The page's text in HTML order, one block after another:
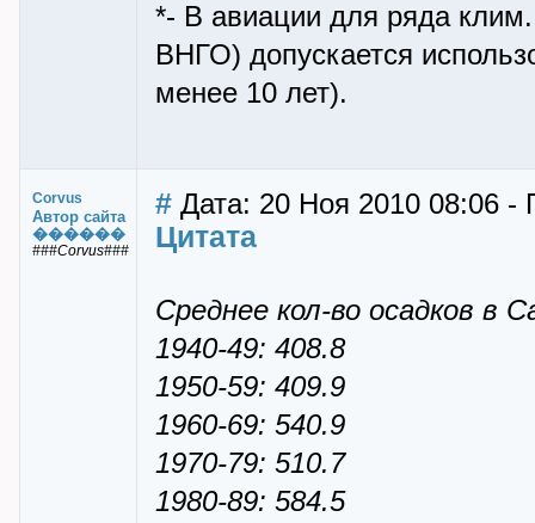
*- В авиации для ряда клим.
ВНГО) допускается
менее 10 лет).
Corvus
Автор сайта
������
###Corvus###
# Дата: 20 Ноя 2010 08:06 -
Цитата
Среднее кол-во осадков в
1940-49: 408.8
1950-59: 409.9
1960-69: 540.9
1970-79: 510.7
1980-89: 584.5